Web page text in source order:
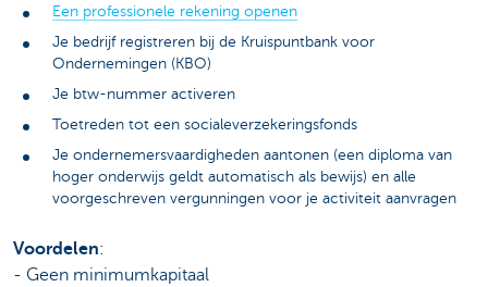
Een professionele rekening openen
Je bedrijf registreren bij de Kruispuntbank voor
Ondernemingen (KBO)
Je btw-nummer activeren
Toetreden tot een socialeverzekeringsfonds
Je ondernemersvaardigheden aantonen (een diploma van
hoger onderwijs geldt automatisch als bewijs) en alle
voorgeschreven vergunningen voor je activiteit aanvragen
Voordelen:
- Geen minimumkapitaal